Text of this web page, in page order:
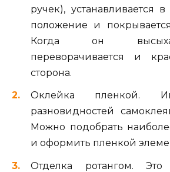
ручек), устанавливается
положение и
Когда он
переворачивается и
сторона.
Оклейка пленкой.
разновидностей
Можно подобрать
и оформить пленкой
Отделка ротангом. Это